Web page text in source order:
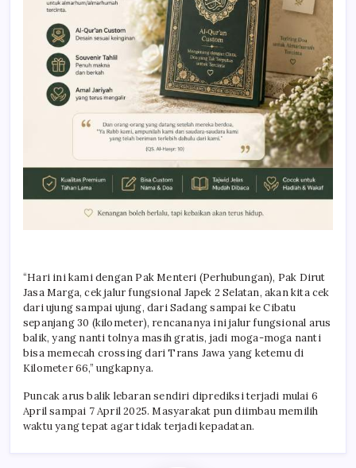
“Hari ini kami dengan Pak Menteri (Perhubungan), Pak Dirut
Jasa Marga, cek jalur fungsional Japek 2 Selatan, akan kita cek
dari ujung sampai ujung, dari Sadang sampai ke Cibatu
sepanjang 30 (kilometer), rencananya ini jalur fungsional arus
balik, yang nanti tolnya masih gratis, jadi moga-moga nanti
bisa memecah crossing dari Trans Jawa yang ketemu di
Kilometer 66,” ungkapnya.
Puncak arus balik lebaran sendiri diprediksi terjadi mulai 6
April sampai 7 April 2025. Masyarakat pun diimbau memilih
waktu yang tepat agar tidak terjadi kepadatan.